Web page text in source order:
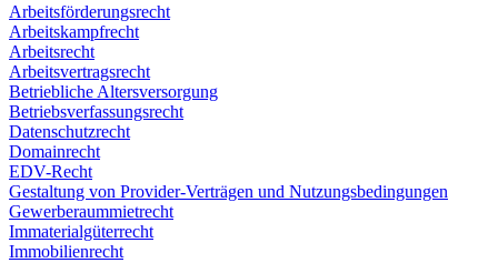
Arbeitsförderungsrecht
Arbeitskampfrecht
Arbeitsrecht
Arbeitsvertragsrecht
Betriebliche Altersversorgung
Betriebsverfassungsrecht
Datenschutzrecht
Domainrecht
EDV-Recht
Gestaltung von Provider-Verträgen und Nutzungsbedingungen
Gewerberaummietrecht
Immaterialgüterrecht
Immobilienrecht